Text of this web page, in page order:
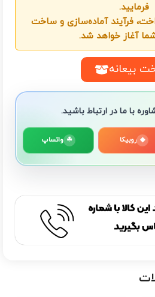
فرمایید.
فرآیند آماده‌سازی و ساخت
آغاز خواهد شد.
بیعانه
با ما در ارتباط باشید.
◆ روبیکا ☘ واتساپ